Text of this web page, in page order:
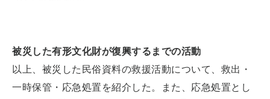
被災した有形文化財が復興するまでの活動
以上、被災した民俗資料の救援活動について、救出・
一時保管・応急処置を紹介した。また、応急処置とし